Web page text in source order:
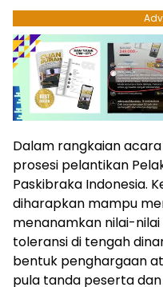
Dalam rangkaian
prosesi pelantikan
Paskibraka Indonesia.
diharapkan mampu
menanamkan nilai-
toleransi di tengah
bentuk penghargaan
pula tanda peserta